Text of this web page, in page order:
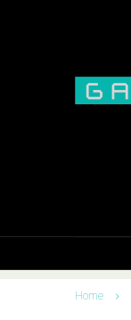
Home